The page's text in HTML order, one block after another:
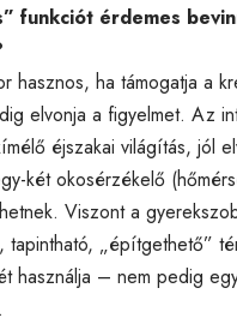
funkciót érdemes
hasznos, ha támogatja a
elvonja a figyelmet. Az
éjszakai világítás, jól
két okosérzékelő
Viszont a
tapintható, „építgethető”
használja – nem pedig